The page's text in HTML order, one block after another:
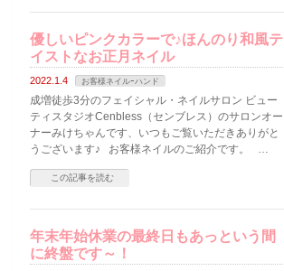
優しいピンクカラーで♪ほんのり和風テ
イストなお正月ネイル
2022.1.4 お客様ネイルｰハンド
成増徒歩3分のフェイシャル・ネイルサロン ビュー
ティスタジオCenbless（センブレス）のサロンオー
ナーみけちゃんです、いつもご覧いただきありがと
うございます♪ お客様ネイルのご紹介です。 …
この記事を読む
年末年始休業の最終日もあっという間
に終盤です～！